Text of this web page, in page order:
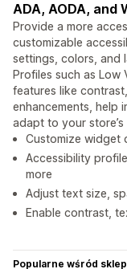
ADA, AODA, and
Provide a more
customizable
settings, colors, and
Profiles such as Low
features like
enhancements, help
adapt to your store’s
Customize widget
Accessibility
more
Adjust text size,
Enable contrast,
Popularne wśród